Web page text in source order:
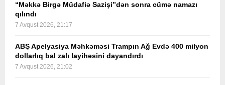
“Məkkə Birgə Müdafiə Sazişi”dən sonra cümə namazı
qılındı
7 Avqust 2026, 21:17
ABŞ Apelyasiya Məhkəməsi Trampın Ağ Evdə 400 milyon
dollarlıq bal zalı layihəsini dayandırdı
7 Avqust 2026, 21:02